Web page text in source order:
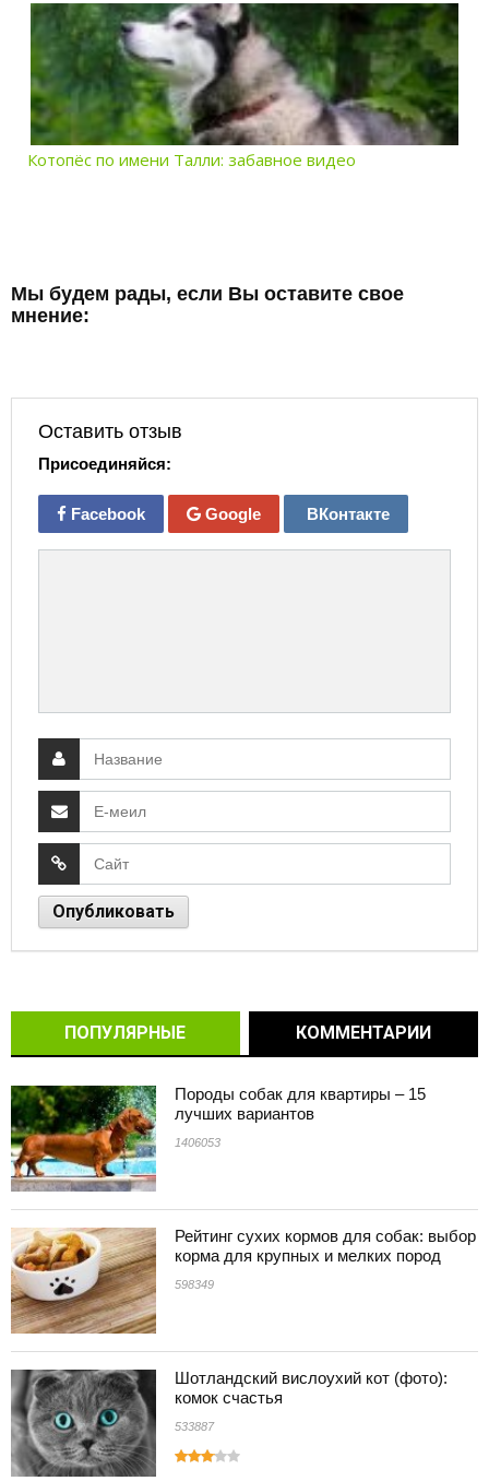
Котопёс по имени Талли: забавное видео
Мы будем рады, если Вы оставите свое
мнение:
Оставить отзыв
Присоединяйся:
Facebook Google ВКонтакте
ПОПУЛЯРНЫЕ КОММЕНТАРИИ
Породы собак для квартиры – 15
лучших вариантов
1406053
Рейтинг сухих кормов для собак: выбор
корма для крупных и мелких пород
598349
Шотландский вислоухий кот (фото):
комок счастья
533887